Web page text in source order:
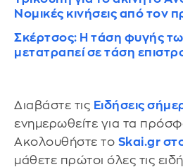
Νομικές κινήσεις από τον
Σκέρτσος: Η τάση φυγής
μετατραπεί σε τάση
Διαβάστε τις Ειδήσεις
ενημερωθείτε για τα
Ακολουθήστε το Skai.gr
μάθετε πρώτοι όλες τις